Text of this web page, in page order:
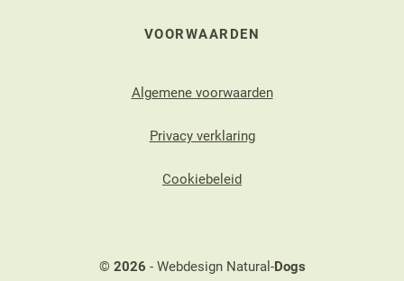
VOORWAARDEN
Algemene voorwaarden
Privacy verklaring
Cookiebeleid
© 2026 - Webdesign Natural-Dogs